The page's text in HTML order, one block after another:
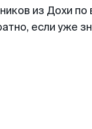
из Дохи
если уже